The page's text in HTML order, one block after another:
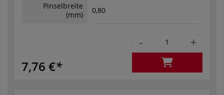
Pinselbreite
(mm)
0,80
7,76 €
- +